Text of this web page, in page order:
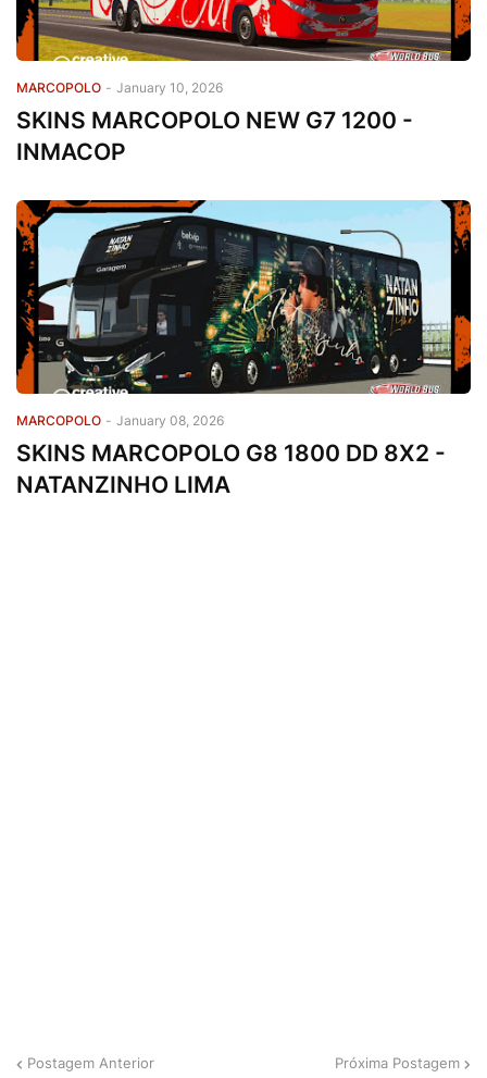
MARCOPOLO - January 10, 2026
SKINS MARCOPOLO NEW G7 1200 -
INMACOP
MARCOPOLO - January 08, 2026
SKINS MARCOPOLO G8 1800 DD 8X2 -
NATANZINHO LIMA
Postagem Anterior Próxima Postagem